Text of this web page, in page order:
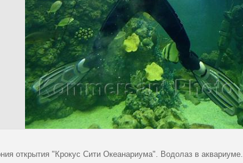
открытия "Крокус Сити Океанариума". Водолаз в аквариуме.